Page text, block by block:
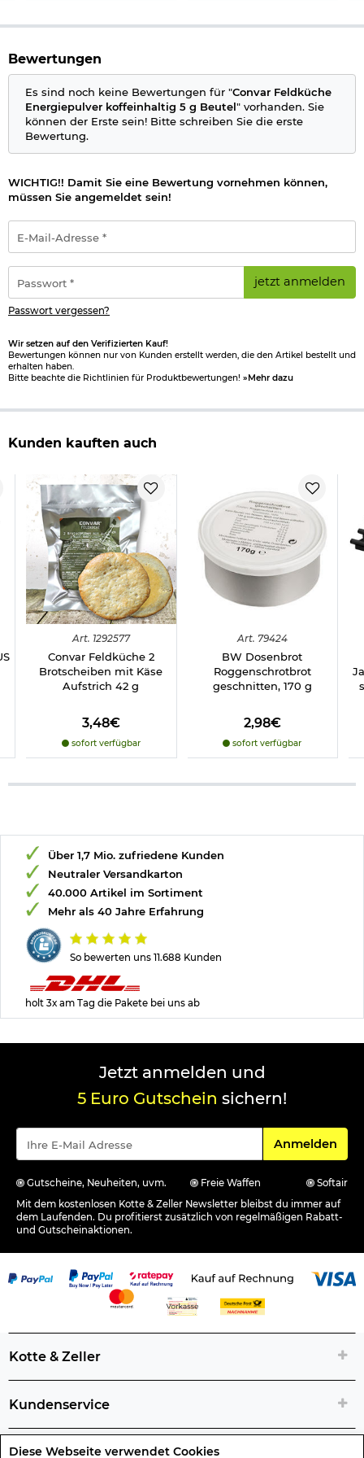
Diese Webseite verwendet Cookies
Fett 1 g, davon gesättigte Fettsäuren 1 g
Protein 0,3 g
Herstellerinformationen
Bewertungen
Es sind noch keine Bewertungen für "Convar Feldküche
Energiepulver koffeinhaltig 5 g Beutel" vorhanden. Sie
können der Erste sein! Bitte schreiben Sie die erste
Bewertung.
WICHTIG!! Damit Sie eine Bewertung vornehmen können,
müssen Sie angemeldet sein!
Mail-
Adresse
*
jetzt anmelden
Passwort vergessen?
Wir setzen auf den Verifizierten Kauf!
Bewertungen können nur von Kunden erstellt werden, die den Artikel bestellt und
erhalten haben.
Bitte beachte die Richtlinien für Produktbewertungen! »Mehr dazu
Kunden kauften auch
Art. 1292577
Convar Feldküche 2
Brotscheiben mit Käse
Aufstrich 42 g
3,48€
sofort verfügbar
Art. 79424
BW Dosenbrot
Roggenschrotbrot
geschnitten, 170 g
2,98€
sofort verfügbar
So bewerten uns 11.688 Kunden
Über 1,7 Mio. zufriedene Kunden
Neutraler Versandkarton
40.000 Artikel im Sortiment
Mehr als 40 Jahre Erfahrung
holt 3x am Tag die Pakete bei uns ab
Jetzt anmelden und
5 Euro Gutschein sichern!
Für den
Anmelden
Gutscheine, Neuheiten, uvm. Freie Waffen
Softair
Mit dem kostenlosen Kotte & Zeller Newsletter bleibst du immer auf
dem Laufenden. Du profitierst zusätzlich von regelmäßigen Rabatt-
und Gutscheinaktionen.
Kotte & Zeller
Kundenservice
Rechtliche Artikelinfos